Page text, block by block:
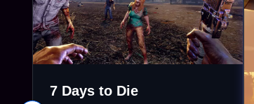
7 Days to Die